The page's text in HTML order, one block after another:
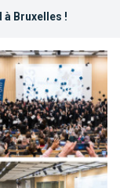
Bruxelles !